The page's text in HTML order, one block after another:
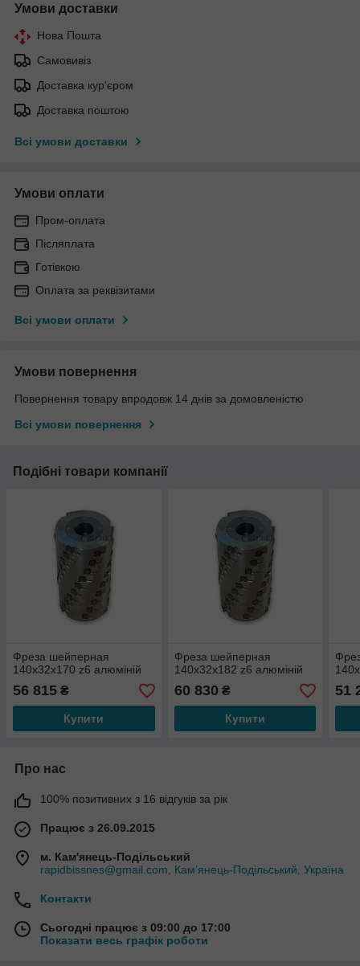
Умови доставки
Нова Пошта
Самовивіз
Доставка кур'єром
Доставка поштою
Всі умови доставки
Умови оплати
Пром-оплата
Післяплата
Готівкою
Оплата за реквізитами
Всі умови оплати
Умови повернення
Повернення товару впродовж 14 днів за домовленістю
Всі умови повернення
Подібні товари компанії
Фреза шейперная
140х32х170 z6 алюміній
56 815 ₴
Купити
Фреза шейперная
140х32х182 z6 алюміній
60 830 ₴
Купити
51
Про нас
100% позитивних з 16 відгуків за рік
Працює з 26.09.2015
м. Кам'янець-Подільський
rapidbissnes@gmail.com, Кам'янець-Подільський, Україна
Контакти
Сьогодні працює з 09:00 до 17:00
Показати весь графік роботи